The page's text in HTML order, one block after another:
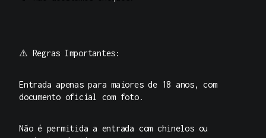
⚠️ Regras Importantes:
Entrada apenas para maiores de 18 anos, com
documento oficial com foto.
Não é permitida a entrada com chinelos ou